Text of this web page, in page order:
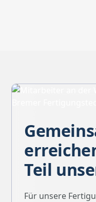
Teil
Für unsere